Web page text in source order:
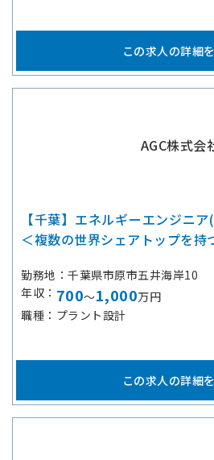
この求人の詳細
AGC株式会
【千葉】エネルギーエンジニ
＜複数の世界シェアトップを持
勤務地
千葉県市原市五井海岸10
年収
700～1,000万円
職種
プラント設計
この求人の詳細